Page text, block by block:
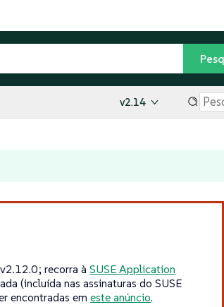
v2.14
recorra àSUSE Application
(incluída nas assinaturas do SUSE
encontradas emeste anúncio.